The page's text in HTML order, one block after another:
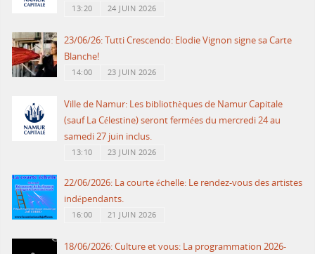
13:20 24 JUIN 2026
23/06/26: Tutti Crescendo: Elodie Vignon signe sa Carte
Blanche!
14:00 23 JUIN 2026
Ville de Namur: Les bibliothèques de Namur Capitale
(sauf La Célestine) seront fermées du mercredi 24 au
samedi 27 juin inclus.
13:10 23 JUIN 2026
22/06/2026: La courte échelle: Le rendez-vous des artistes
indépendants.
16:00 21 JUIN 2026
18/06/2026: Culture et vous: La programmation 2026-